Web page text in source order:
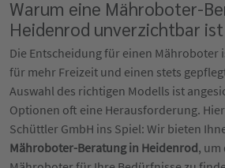
Warum eine Mähroboter-
Heidenrod unverzichtbar ist
Die Entscheidung für einen Mähroboter
für mehr Freizeit und einen stets
Auswahl des richtigen Modells ist
Optionen oft eine Herausforderung.
Schüttler GmbH ins Spiel: Wir bieten
Mähroboter-Beratung in Heidenrod, um